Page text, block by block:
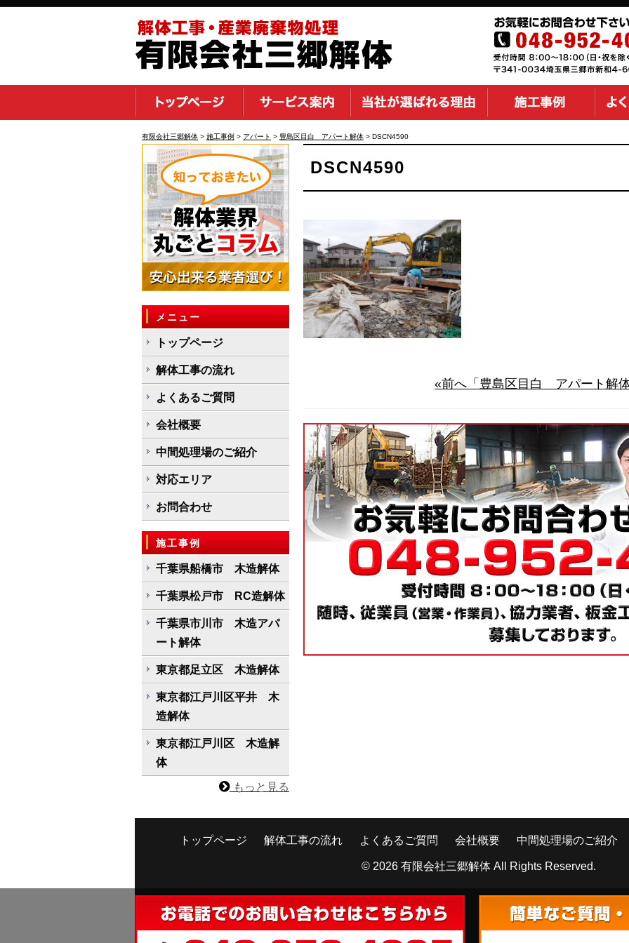
有限会社三郷解体 > 施工事例 > アパート > 豊島区目白 アパート解体 > DSCN4590
DSCN4590
«前へ「豊島区目白 アパート解
メニュー
トップページ
解体工事の流れ
よくあるご質問
会社概要
中間処理場のご紹介
対応エリア
お問合わせ
施工事例
千葉県船橋市 木造解体
千葉県松戸市 RC造解体
千葉県市川市 木造アパ
ート解体
東京都足立区 木造解体
東京都江戸川区平井 木
造解体
東京都江戸川区 木造解
体
もっと見る
トップページ 解体工事の流れ よくあるご質問 会社概要 中間処理場のご紹介
© 2026 有限会社三郷解体 All Rights Reserved.